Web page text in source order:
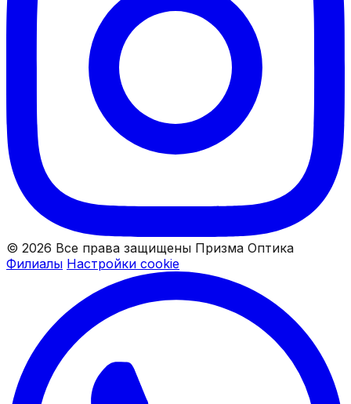
© 2026 Все права защищены Призма Оптика
Филиалы Настройки cookie